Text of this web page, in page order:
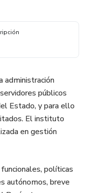
administración
públicos
Estado, y para ello
El instituto
en gestión
políticas
autónomos, breve